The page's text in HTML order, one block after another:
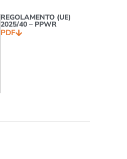
REGOLAMENTO (UE)
2025/40 – PPWR
PDF